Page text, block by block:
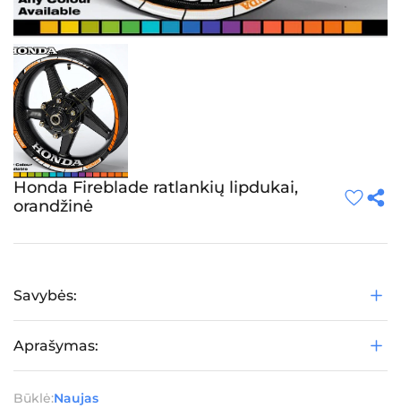
Honda Fireblade ratlankių lipdukai,
orandžinė
Savybės:
Aprašymas:
Būklė:Naujas